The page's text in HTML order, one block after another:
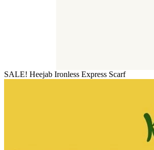
SALE! Heejab Ironless Express Scarf